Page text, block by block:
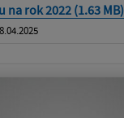
na rok 2022 (1.63 MB)